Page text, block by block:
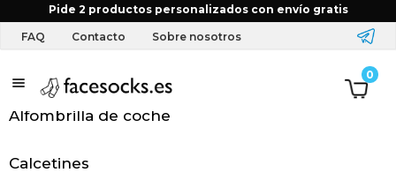
Pide 2 productos personalizados con envío gratis
FAQ Contacto Sobre nosotros
0
Inicio Elige el color del producto 7H - Pink
T
e
Alfombrilla de coche
Calcetines